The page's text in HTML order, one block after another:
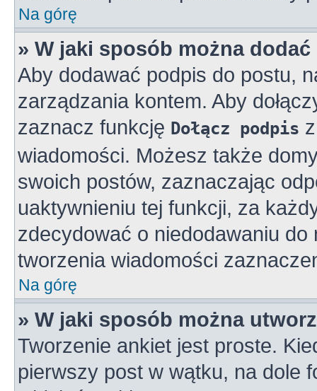
Na górę
» W jaki sposób można
Aby dodawać podpis do postu,
zarządzania kontem. Aby
zaznacz funkcję Dołącz podpis
wiadomości. Możesz także
swoich postów, zaznaczając
uaktywnieniu tej funkcji, za
zdecydować o niedodawaniu
tworzenia wiadomości
Na górę
» W jaki sposób można
Tworzenie ankiet jest proste.
pierwszy post w wątku, na dole